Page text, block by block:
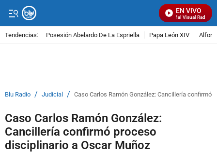
EN VIVO
Señal Visual Radio
Tendencias: Posesión Abelardo De La Espriella Papa León XIV
Blu Radio / Judicial / Caso Carlos Ramón González: Cancillería confirmó
Caso Carlos Ramón González:
Cancillería confirmó proceso
disciplinario a Oscar Muñoz